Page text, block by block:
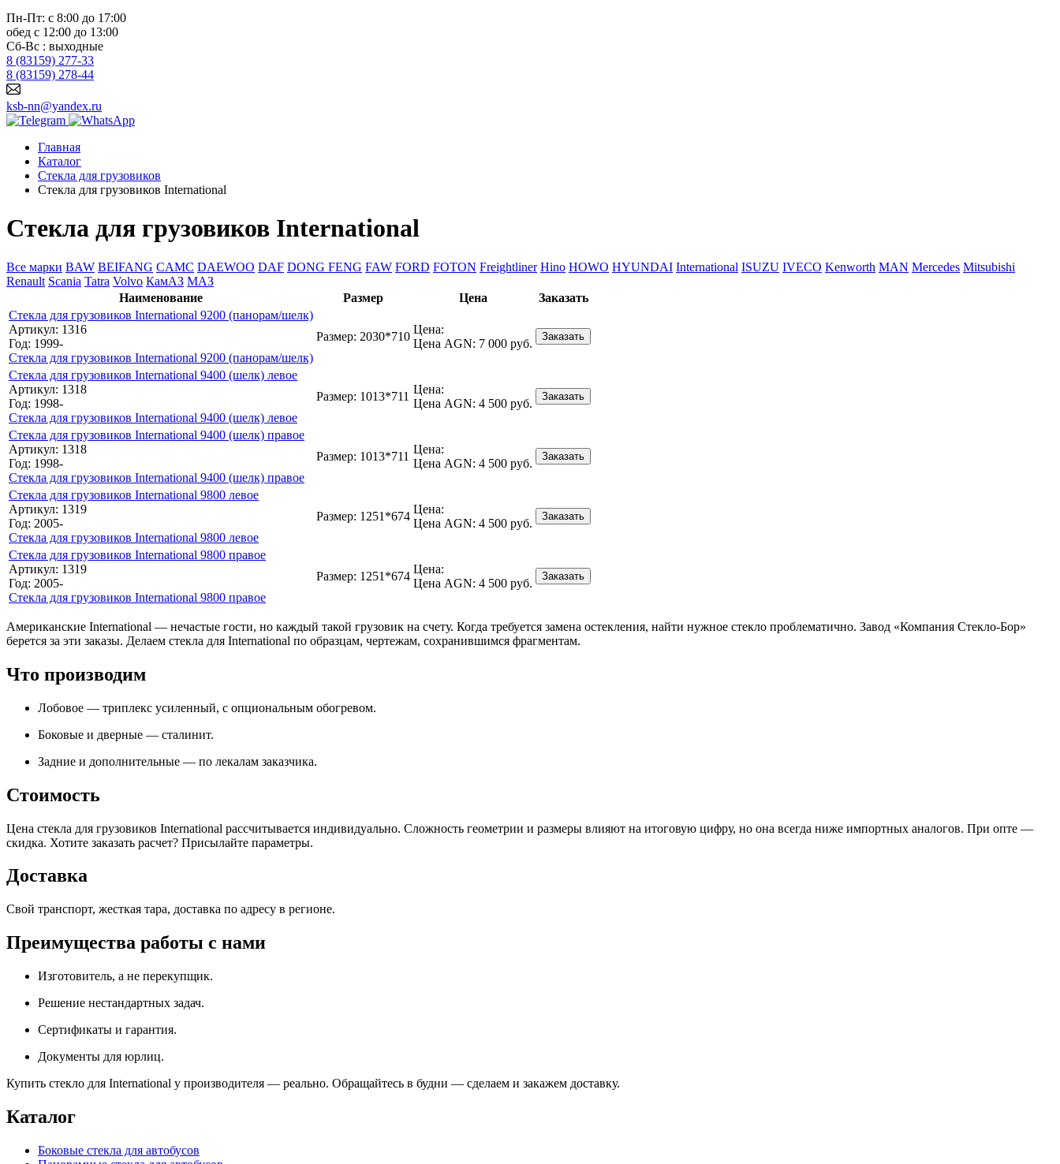
Пн-Пт: с 8:00 до 17:00
обед с 12:00 до 13:00
Сб-Вс : выходные
8 (83159) 277-33
8 (83159) 278-44
ksb-nn@yandex.ru
Главная
Каталог
Стекла для грузовиков
Стекла для грузовиков International
Стекла для грузовиков International
Все марки BAW BEIFANG CAMC DAEWOO DAF DONG FENG FAW FORD FOTON Freightliner Hino HOWO HYUNDAI International ISUZU IVECO Kenworth MAN Mercedes Mitsubishi
Renault Scania Tatra Volvo КамАЗ МАЗ
Наименование
Размер Цена
Заказать
Стекла для грузовиков International 9200 (панорам/шелк)
Артикул: 1316
Год: 1999-
Стекла для грузовиков International 9200 (панорам/шелк)
Размер: 2030*710
Цена:
Цена AGN: 7 000 руб.
Заказать
Стекла для грузовиков International 9400 (шелк) левое
Артикул: 1318
Год: 1998-
Стекла для грузовиков International 9400 (шелк) левое
Размер: 1013*711
Цена:
Цена AGN: 4 500 руб.
Заказать
Стекла для грузовиков International 9400 (шелк) правое
Артикул: 1318
Год: 1998-
Стекла для грузовиков International 9400 (шелк) правое
Размер: 1013*711
Цена:
Цена AGN: 4 500 руб.
Заказать
Стекла для грузовиков International 9800 левое
Артикул: 1319
Год: 2005-
Стекла для грузовиков International 9800 левое
Размер: 1251*674
Цена:
Цена AGN: 4 500 руб.
Заказать
Стекла для грузовиков International 9800 правое
Артикул: 1319
Год: 2005-
Стекла для грузовиков International 9800 правое
Размер: 1251*674
Цена:
Цена AGN: 4 500 руб.
Заказать
Американские International — нечастые гости, но каждый такой грузовик на счету. Когда требуется замена остекления, найти нужное стекло проблематично. Завод «Компания Стекло-Бор»
берется за эти заказы. Делаем стекла для International по образцам, чертежам, сохранившимся фрагментам.
Что производим
Лобовое — триплекс усиленный, с опциональным обогревом.
Боковые и дверные — сталинит.
Задние и дополнительные — по лекалам заказчика.
Стоимость
Цена стекла для грузовиков International рассчитывается индивидуально. Сложность геометрии и размеры влияют на итоговую цифру, но она всегда ниже импортных аналогов. При опте —
скидка. Хотите заказать расчет? Присылайте параметры.
Доставка
Свой транспорт, жесткая тара, доставка по адресу в регионе.
Преимущества работы с нами
Изготовитель, а не перекупщик.
Решение нестандартных задач.
Сертификаты и гарантия.
Документы для юрлиц.
Купить стекло для International у производителя — реально. Обращайтесь в будни — сделаем и закажем доставку.
Каталог
Боковые стекла для автобусов